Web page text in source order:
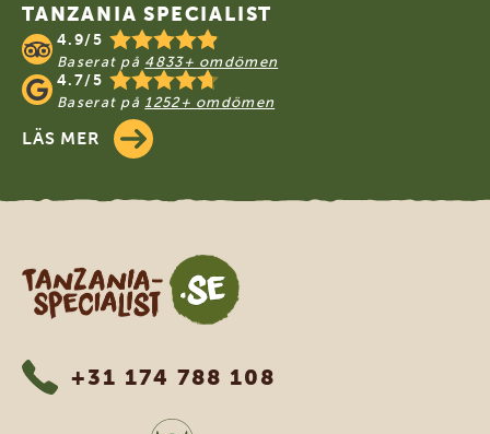
TANZANIA SPECIALIST
4.9/5
Baserat på 4833+ omdömen
4.7/5
Baserat på 1252+ omdömen
LÄS MER
Tanzania Specialist
+31 174 788 108